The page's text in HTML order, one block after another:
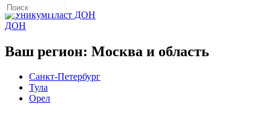
ДОН
Ваш регион: Москва и область
Санкт-Петербург
Тула
Орел